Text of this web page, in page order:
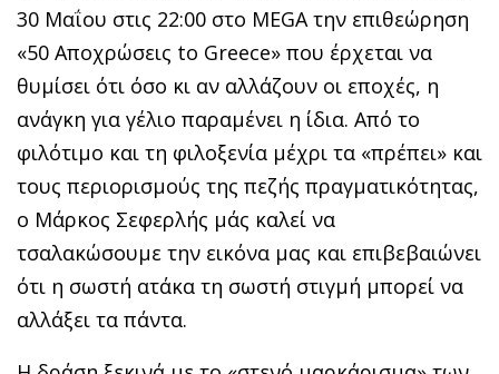
30 Μαΐου στις 22:00 στο MEGA την επιθεώρηση
«50 Αποχρώσεις to Greece» που έρχεται να
θυμίσει ότι όσο κι αν αλλάζουν οι εποχές, η
ανάγκη για γέλιο παραμένει η ίδια. Από το
φιλότιμο και τη φιλοξενία μέχρι τα «πρέπει» και
τους περιορισμούς της πεζής πραγματικότητας,
ο Μάρκος Σεφερλής μάς καλεί να
τσαλακώσουμε την εικόνα μας και επιβεβαιώνει
ότι η σωστή ατάκα τη σωστή στιγμή μπορεί να
αλλάξει τα πάντα.